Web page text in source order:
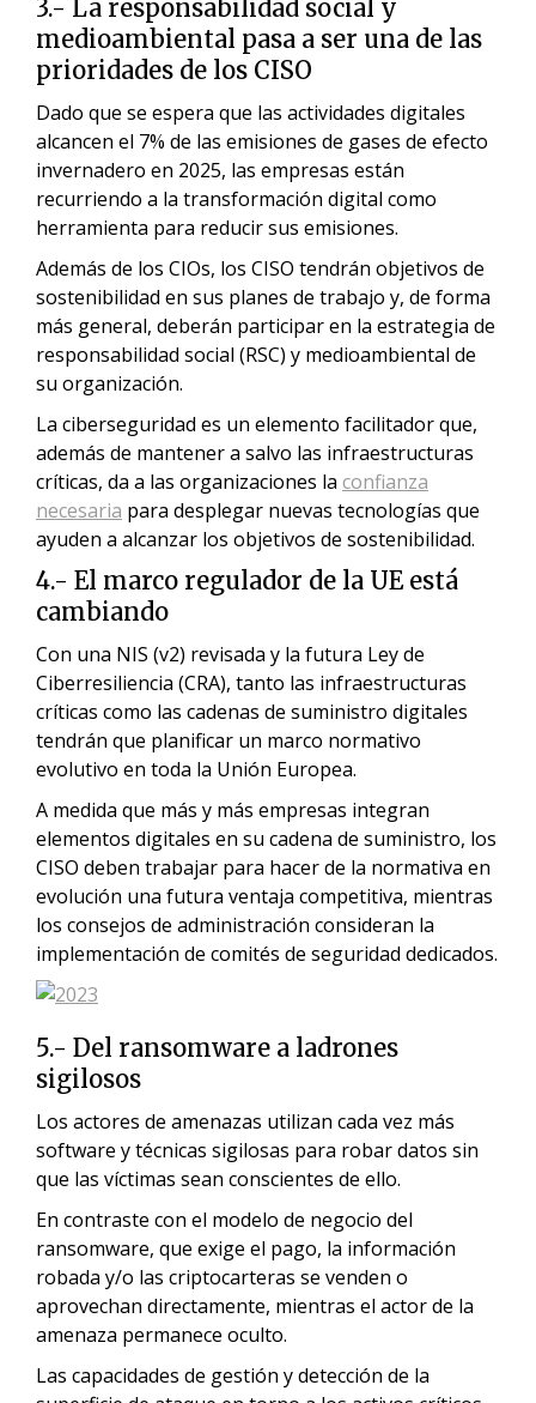
3.- La responsabilidad social y
medioambiental pasa a ser una de las
prioridades de los CISO
Dado que se espera que las actividades digitales
alcancen el 7% de las emisiones de gases de efecto
invernadero en 2025, las empresas están
recurriendo a la transformación digital como
herramienta para reducir sus emisiones.
Además de los CIOs, los CISO tendrán objetivos de
sostenibilidad en sus planes de trabajo y, de forma
más general, deberán participar en la estrategia de
responsabilidad social (RSC) y medioambiental de
su organización.
La ciberseguridad es un elemento facilitador que,
además de mantener a salvo las infraestructuras
críticas, da a las organizaciones la confianza
necesaria para desplegar nuevas tecnologías que
ayuden a alcanzar los objetivos de sostenibilidad.
4.- El marco regulador de la UE está
cambiando
Con una NIS (v2) revisada y la futura Ley de
Ciberresiliencia (CRA), tanto las infraestructuras
críticas como las cadenas de suministro digitales
tendrán que planificar un marco normativo
evolutivo en toda la Unión Europea.
A medida que más y más empresas integran
elementos digitales en su cadena de suministro, los
CISO deben trabajar para hacer de la normativa en
evolución una futura ventaja competitiva, mientras
los consejos de administración consideran la
implementación de comités de seguridad dedicados.
5.- Del ransomware a ladrones
sigilosos
Los actores de amenazas utilizan cada vez más
software y técnicas sigilosas para robar datos sin
que las víctimas sean conscientes de ello.
En contraste con el modelo de negocio del
ransomware, que exige el pago, la información
robada y/o las criptocarteras se venden o
aprovechan directamente, mientras el actor de la
amenaza permanece oculto.
Las capacidades de gestión y detección de la